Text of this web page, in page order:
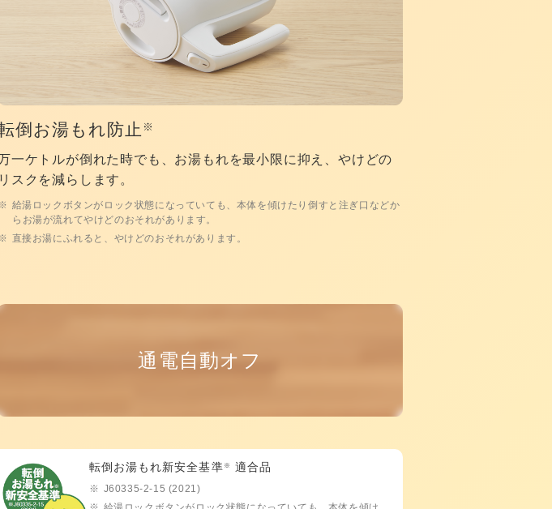
倒お湯もれ防止 ※
一ケトルが倒れた時でも、お湯もれを最小限に抑え、やけどの
リスクを減らします。
給湯ロックボタンがロック状態になっていても、本体を傾けたり倒すと注ぎ口などか
らお湯が流れてやけどのおそれがあります。
直接お湯にふれると、やけどのおそれがあります。
通電自動オフ
転倒お湯もれ新安全基準 ※ 適合品
J60335-2-15 (2021)